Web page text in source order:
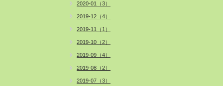
2020-01（3）
2019-12（4）
2019-11（1）
2019-10（2）
2019-09（4）
2019-08（2）
2019-07（3）